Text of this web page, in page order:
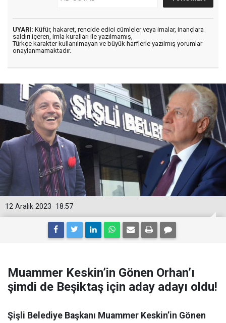
UYARI: Küfür, hakaret, rencide edici cümleler veya imalar, inançlara
saldırı içeren, imla kuralları ile yazılmamış,
Türkçe karakter kullanılmayan ve büyük harflerle yazılmış yorumlar
onaylanmamaktadır.
18:57
12 Aralık 2023
Muammer Keskin’in Gönen Orhan’ı
şimdi de Beşiktaş için aday adayı oldu!
Şişli Belediye Başkanı Muammer Keskin’in Gönen